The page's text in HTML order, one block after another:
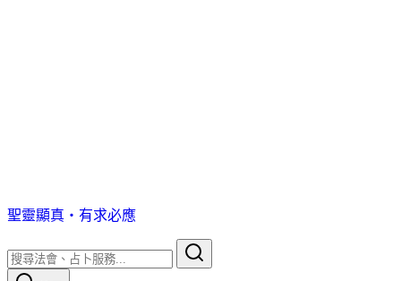
聖靈顯真・有求必應